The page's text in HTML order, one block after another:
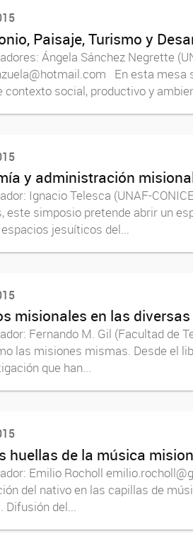
Paisaje, Turismo y
Ángela Sánchez Negrette
En esta mesa
contexto social, productivo y
y administración
Ignacio Telesca (UNAF-
este simposio pretende abrir un
jesuíticos del...
misionales en las
Fernando M. Gil (Facultad de
las misiones mismas. Desde el
que han...
huellas de la música
Emilio Rocholl
del nativo en las capillas de
Difusión del...